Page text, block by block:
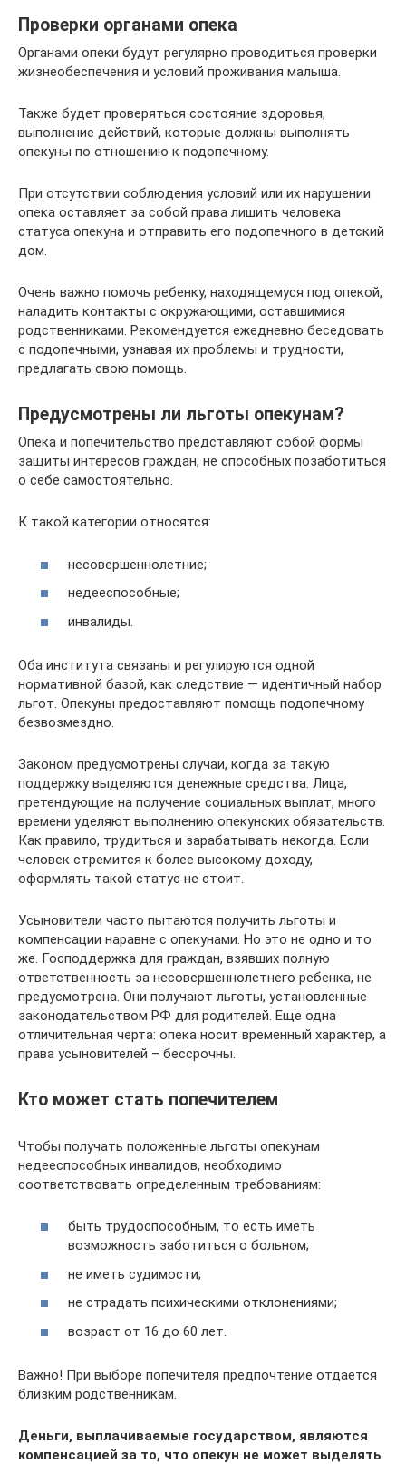
Проверки органами опека
Органами опеки будут регулярно проводиться проверки
жизнеобеспечения и условий проживания малыша.
Также будет проверяться состояние здоровья,
выполнение действий, которые должны выполнять
опекуны по отношению к подопечному.
При отсутствии соблюдения условий или их нарушении
опека оставляет за собой права лишить человека
статуса опекуна и отправить его подопечного в детский
дом.
Очень важно помочь ребенку, находящемуся под опекой,
наладить контакты с окружающими, оставшимися
родственниками. Рекомендуется ежедневно беседовать
с подопечными, узнавая их проблемы и трудности,
предлагать свою помощь.
Предусмотрены ли льготы опекунам?
Опека и попечительство представляют собой формы
защиты интересов граждан, не способных позаботиться
о себе самостоятельно.
К такой категории относятся:
несовершеннолетние;
недееспособные;
инвалиды.
Оба института связаны и регулируются одной
нормативной базой, как следствие — идентичный набор
льгот. Опекуны предоставляют помощь подопечному
безвозмездно.
Законом предусмотрены случаи, когда за такую
поддержку выделяются денежные средства. Лица,
претендующие на получение социальных выплат, много
времени уделяют выполнению опекунских обязательств.
Как правило, трудиться и зарабатывать некогда. Если
человек стремится к более высокому доходу,
оформлять такой статус не стоит.
Усыновители часто пытаются получить льготы и
компенсации наравне с опекунами. Но это не одно и то
же. Господдержка для граждан, взявших полную
ответственность за несовершеннолетнего ребенка, не
предусмотрена. Они получают льготы, установленные
законодательством РФ для родителей. Еще одна
отличительная черта: опека носит временный характер, а
права усыновителей – бессрочны.
Кто может стать попечителем
Чтобы получать положенные льготы опекунам
недееспособных инвалидов, необходимо
соответствовать определенным требованиям:
быть трудоспособным, то есть иметь
возможность заботиться о больном;
не иметь судимости;
не страдать психическими отклонениями;
возраст от 16 до 60 лет.
Важно! При выборе попечителя предпочтение отдается
близким родственникам.
Деньги, выплачиваемые государством, являются
компенсацией за то, что опекун не может выделять